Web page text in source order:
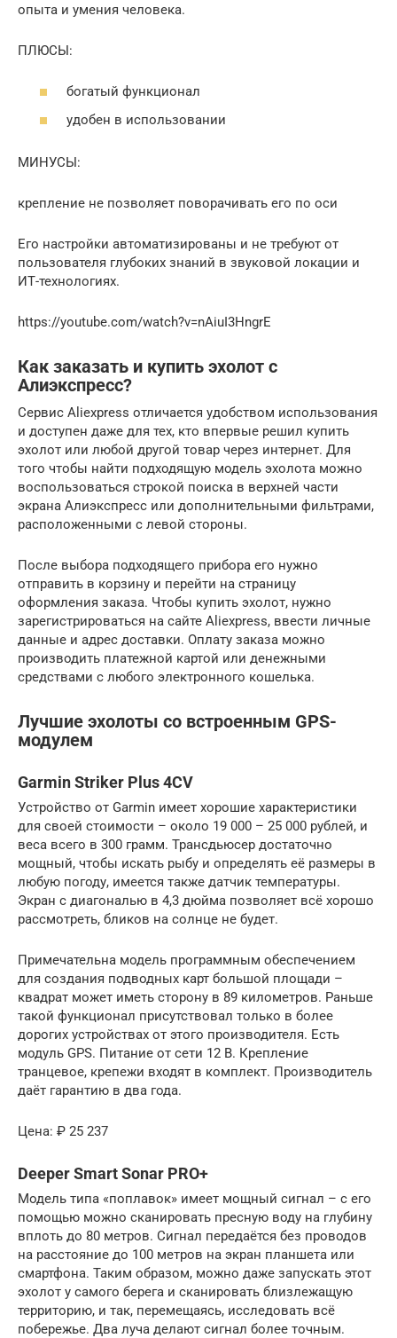
опыта и умения человека.
ПЛЮСЫ:
богатый функционал
удобен в использовании
МИНУСЫ:
крепление не позволяет поворачивать его по оси
Его настройки автоматизированы и не требуют от
пользователя глубоких знаний в звуковой локации и
ИТ-технологиях.
https://youtube.com/watch?v=nAiuI3HngrE
Как заказать и купить эхолот с
Алиэкспресс?
Сервис Аliexpress отличается удобством использования
и доступен даже для тех, кто впервые решил купить
эхолот или любой другой товар через интернет. Для
того чтобы найти подходящую модель эхолота можно
воспользоваться строкой поиска в верхней части
экрана Алиэкспресс или дополнительными фильтрами,
расположенными с левой стороны.
После выбора подходящего прибора его нужно
отправить в корзину и перейти на страницу
оформления заказа. Чтобы купить эхолот, нужно
зарегистрироваться на сайте Аliexpress, ввести личные
данные и адрес доставки. Оплату заказа можно
производить платежной картой или денежными
средствами с любого электронного кошелька.
Лучшие эхолоты со встроенным GPS-
модулем
Garmin Striker Plus 4CV
Устройство от Garmin имеет хорошие характеристики
для своей стоимости – около 19 000 – 25 000 рублей, и
веса всего в 300 грамм. Трансдьюсер достаточно
мощный, чтобы искать рыбу и определять её размеры в
любую погоду, имеется также датчик температуры.
Экран с диагональю в 4,3 дюйма позволяет всё хорошо
рассмотреть, бликов на солнце не будет.
Примечательна модель программным обеспечением
для создания подводных карт большой площади –
квадрат может иметь сторону в 89 километров. Раньше
такой функционал присутствовал только в более
дорогих устройствах от этого производителя. Есть
модуль GPS. Питание от сети 12 В. Крепление
транцевое, крепежи входят в комплект. Производитель
даёт гарантию в два года.
Цена: ₽ 25 237
Deeper Smart Sonar PRO+
Модель типа «поплавок» имеет мощный сигнал – с его
помощью можно сканировать пресную воду на глубину
вплоть до 80 метров. Сигнал передаётся без проводов
на расстояние до 100 метров на экран планшета или
смартфона. Таким образом, можно даже запускать этот
эхолот у самого берега и сканировать близлежащую
территорию, и так, перемещаясь, исследовать всё
побережье. Два луча делают сигнал более точным.